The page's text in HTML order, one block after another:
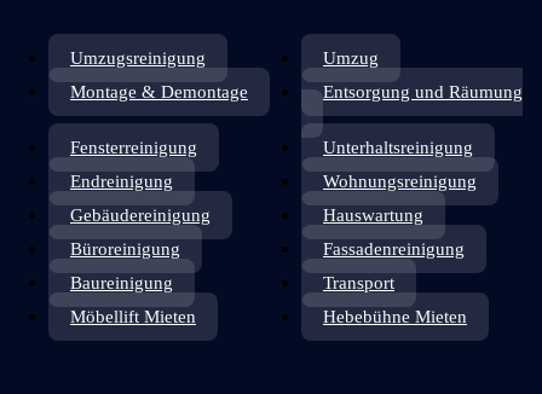
Umzugsreinigung
Umzug
Montage & Demontage
Entsorgung und Räumung
Fensterreinigung
Unterhaltsreinigung
Endreinigung
Wohnungsreinigung
Gebäudereinigung
Hauswartung
Büroreinigung
Fassadenreinigung
Baureinigung
Transport
Möbellift Mieten
Hebebühne Mieten